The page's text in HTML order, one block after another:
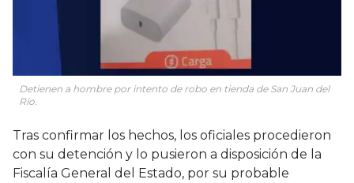
Detienen a hombre por intento de robo en tienda de San Juan del
Río.
Tras confirmar los hechos, los oficiales procedieron
con su detención y lo pusieron a disposición de la
Fiscalía General del Estado, por su probable